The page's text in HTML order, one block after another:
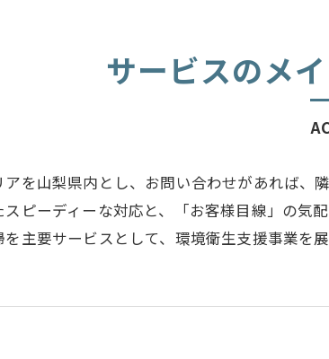
サービスのメ
を山梨県内とし、お問い合わせがあれば
ピーディーな対応と、「お客様目線」の
主要サービスとして、環境衛生支援事業を展